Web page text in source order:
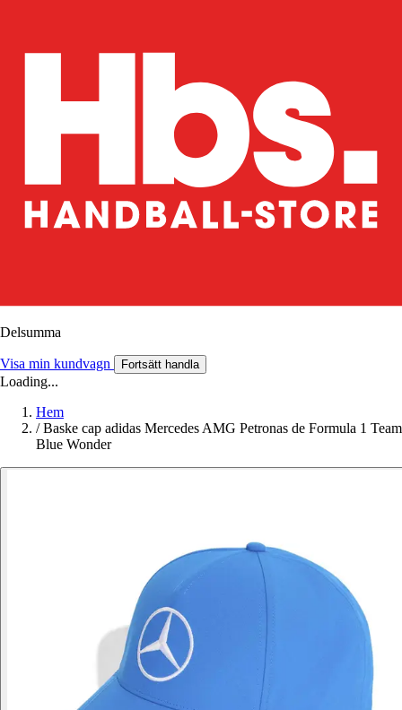
Delsumma
Visa min kundvagn Fortsätt handla
Loading...
Hem
/ Baske cap adidas Mercedes AMG Petronas de Formula 1 Team
Blue Wonder